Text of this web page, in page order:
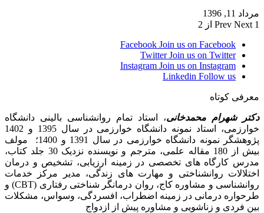
مرداد 11, 1396
Prev Next 1 از 2
Facebook Join us on Facebook
Twitter Join us on Twitter
Instagram Join us on Instagram
Linkedin Follow us
معرفی کوتاه
دکتر شهرام محمدخانی، استاد تمام روانشناسی بالینی دانشگاه
خوارزمی، استاد نمونه دانشگاه خوارزمی در سال 1395 و 1402
پژوهشگر نمونه دانشگاه خوارزمی در سال 1391 و 1400؛ مولف
بیش از 180 مقاله علمی، مترجم و نویسنده نزدیک 30 جلد کتاب،
مدرس کارگاه­ های تخصصی در زمینه ارزیابی، تشخیص و درمان
اختلالات روانشناختی و مهارت های زندگی، مدیر مرکز خدمات
روانشناسی و مشاوره کاج، روان­ درمانگر شناختی رفتاری (CBT) و
طرحواره درمانی در زمینه اضطراب، افسردگی، وسواس، مشکلات
بین فردی و زناشویی و مشاوره پیش از ازدواج